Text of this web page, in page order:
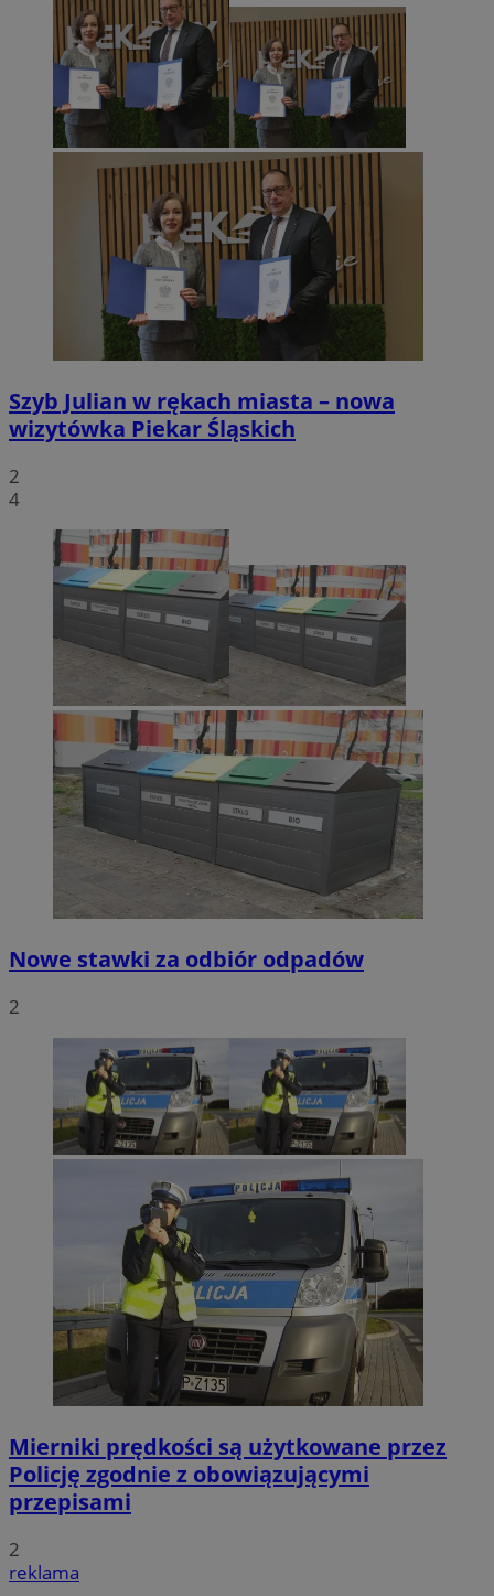
Szyb Julian w rękach miasta – nowa
wizytówka Piekar Śląskich
2
4
Nowe stawki za odbiór odpadów
2
Mierniki prędkości są użytkowane przez
Policję zgodnie z obowiązującymi
przepisami
2
reklama